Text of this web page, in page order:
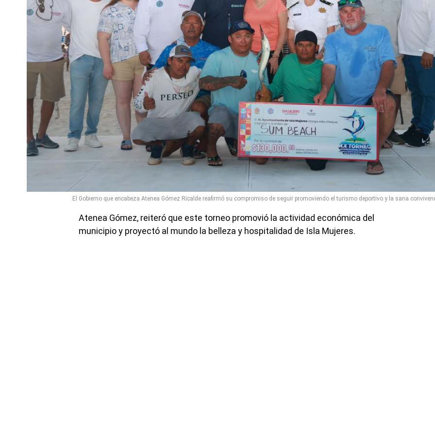
El Gobierno que encabeza Atenea Gómez Ricalde reafirmó su compromiso de seguir promoviendo el turismo deportivo y la sana
Atenea Gómez, reiteró que este torneo promovió la actividad económica del
municipio y proyectó al mundo la belleza y hospitalidad de Isla Mujeres.